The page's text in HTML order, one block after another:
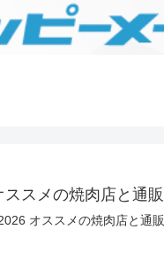
ススメの焼肉店と通販
オススメの焼肉店と通販.